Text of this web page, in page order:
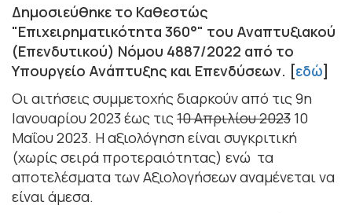
Δημοσιεύθηκε το Καθεστώς
"Επιχειρηματικότητα 360°" του Αναπτυξιακού
(Επενδυτικού) Νόμου 4887/2022 από το
Υπουργείο Ανάπτυξης και Επενδύσεων. [εδώ]
Οι αιτήσεις συμμετοχής διαρκούν από τις 9η
Ιανουαρίου 2023 έως τις10 Απριλίου 2023 10
Μαΐου 2023. Η αξιολόγηση είναι συγκριτική
(χωρίς σειρά προτεραιότητας) ενώ τα
αποτελέσματα των Αξιολογήσεων αναμένεται να
είναι άμεσα.